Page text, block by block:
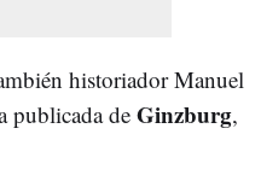
historiador Manuel
publicada de Ginzburg,